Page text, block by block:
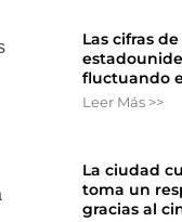
Las cifras
fluctuando
Leer Más >>
La ciudad
toma un
gracias al